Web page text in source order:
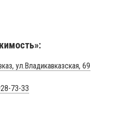
ул.Владикавказская, 69
73-33